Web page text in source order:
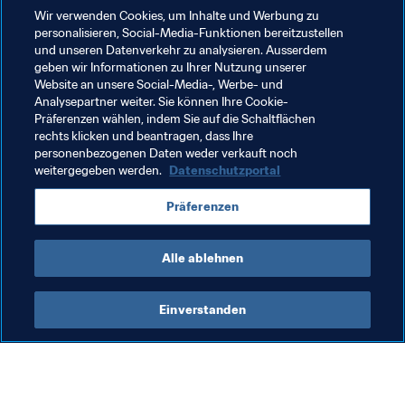
der Rangliste der Global Series unter den Top Ten.
Bei den frühen Auflagen des FUT Champions Cup in
dieser Saison haben beide auf ihrer jeweiligen Konsole
bereits das Halbfinale erreicht und auf dem Weg dorthin
starke Gegner aus dem Weg geräumt.
Angesichts dieser geballten Turniererfahrung und des
Heimvorteils dürfte die Zuversicht im Lager von AS
Roma groß sein.
Wir verwenden Cookies, um Inhalte und Werbung zu
personalisieren, Social-Media-Funktionen bereitzustellen
und unseren Datenverkehr zu analysieren. Ausserdem
geben wir Informationen zu Ihrer Nutzung unserer
Website an unsere Social-Media-, Werbe- und
Analysepartner weiter. Sie können Ihre Cookie-
Präferenzen wählen, indem Sie auf die Schaltflächen
rechts klicken und beantragen, dass Ihre
personenbezogenen Daten weder verkauft noch
weitergegeben werden. Datenschutzportal
Präferenzen
Alle ablehnen
Einverstanden